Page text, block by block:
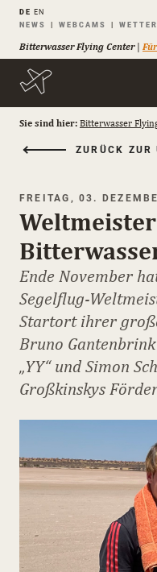
Bitterwasser Flying Center|
Navigation
NEWS WEBCAMS WETTER
DE EN
Sie sind hier: Bitterwasser
ZURÜCK ZUR
FREITAG, 03.
Ende November
Segelflug-
Startort ihrer
Bruno
„YY“ und Simon
Großkinskys